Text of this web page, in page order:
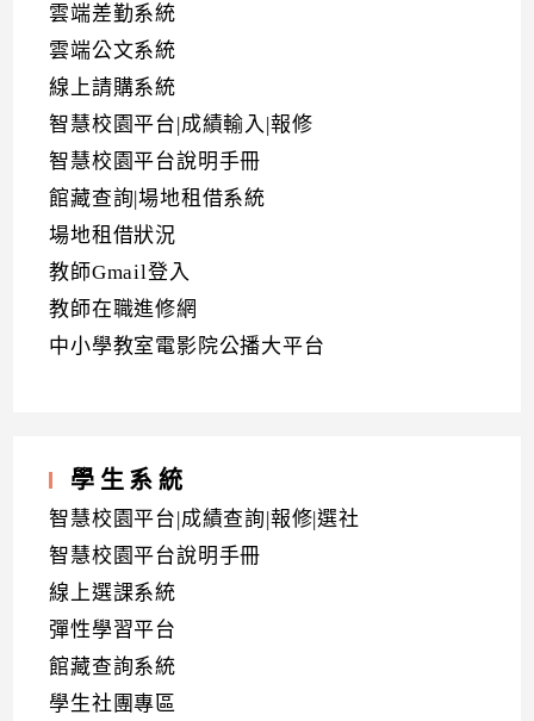
雲端差勤系統
雲端公文系統
線上請購系統
智慧校園平台|成績輸入|報修
智慧校園平台說明手冊
館藏查詢|場地租借系統
場地租借狀況
教師Gmail登入
教師在職進修網
中小學教室電影院公播大平台
學生系統
智慧校園平台|成績查詢|報修|選社
智慧校園平台說明手冊
線上選課系統
彈性學習平台
館藏查詢系統
學生社團專區